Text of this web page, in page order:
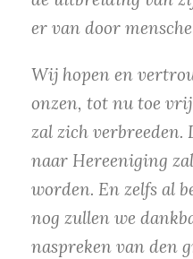
er van door
Wij hopen en
onzen, tot nu toe vrij
zal zich verbreeden.
naar Hereeniging
worden. En zelfs al
nog zullen we
naspreken van den